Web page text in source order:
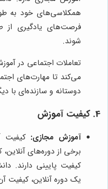
همکلاسی‌های خود به
فرصت‌های یادگیری از
شوند.
تعاملات اجتماعی در
می‌کند تا مهارت‌های
دوستانه و سازنده‌ای با
4. کیفیت آموزش
آموزش مجازی: کیفیت
برخی از دوره‌های
کیفیت پایینی دارند.
یک دوره آنلاین، کیفیت